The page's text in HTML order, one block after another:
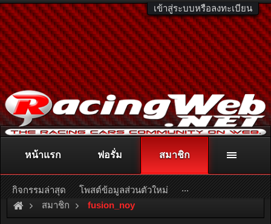
เข้าสู่ระบบหรือลงทะเบียน
ติดต่อลงโฆษณา racingweb@gmail.comหรือโทร. 081-811-1138
หรืออ่านรายละเอียดเพิ่มเติม คลิกที่นี่
สมาชิก fusion_noy
หน้าแรก ฟอรั่ม สมาชิก
กิจกรรมล่าสุด โพสต์ข้อมูลส่วนตัวใหม่ ...